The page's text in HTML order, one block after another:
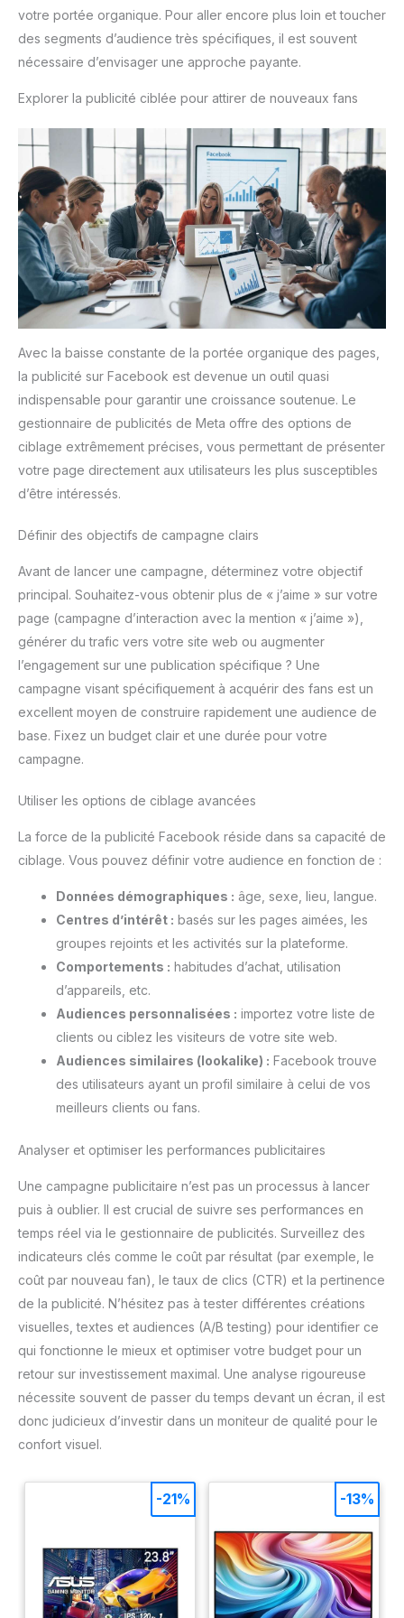
votre portée organique. Pour aller encore plus loin et toucher
des segments d’audience très spécifiques, il est souvent
nécessaire d’envisager une approche payante.
Explorer la publicité ciblée pour attirer de nouveaux fans
Avec la baisse constante de la portée organique des pages,
la publicité sur Facebook est devenue un outil quasi
indispensable pour garantir une croissance soutenue. Le
gestionnaire de publicités de Meta offre des options de
ciblage extrêmement précises, vous permettant de présenter
votre page directement aux utilisateurs les plus susceptibles
d’être intéressés.
Définir des objectifs de campagne clairs
Avant de lancer une campagne, déterminez votre objectif
principal. Souhaitez-vous obtenir plus de « j’aime » sur votre
page (campagne d’interaction avec la mention « j’aime »),
générer du trafic vers votre site web ou augmenter
l’engagement sur une publication spécifique ? Une
campagne visant spécifiquement à acquérir des fans est un
excellent moyen de construire rapidement une audience de
base. Fixez un budget clair et une durée pour votre
campagne.
Utiliser les options de ciblage avancées
La force de la publicité Facebook réside dans sa capacité de
ciblage. Vous pouvez définir votre audience en fonction de :
Données démographiques : âge, sexe, lieu, langue.
Centres d’intérêt : basés sur les pages aimées, les
groupes rejoints et les activités sur la plateforme.
Comportements : habitudes d’achat, utilisation
d’appareils, etc.
Audiences personnalisées : importez votre liste de
clients ou ciblez les visiteurs de votre site web.
Audiences similaires (lookalike) : Facebook trouve
des utilisateurs ayant un profil similaire à celui de vos
meilleurs clients ou fans.
Analyser et optimiser les performances publicitaires
Une campagne publicitaire n’est pas un processus à lancer
puis à oublier. Il est crucial de suivre ses performances en
temps réel via le gestionnaire de publicités. Surveillez des
indicateurs clés comme le coût par résultat (par exemple, le
coût par nouveau fan), le taux de clics (CTR) et la pertinence
de la publicité. N’hésitez pas à tester différentes créations
visuelles, textes et audiences (A/B testing) pour identifier ce
qui fonctionne le mieux et optimiser votre budget pour un
retour sur investissement maximal. Une analyse rigoureuse
nécessite souvent de passer du temps devant un écran, il est
donc judicieux d’investir dans un moniteur de qualité pour le
confort visuel.
-21% -13%